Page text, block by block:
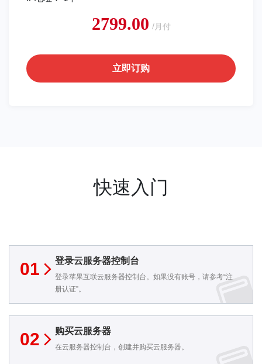
2799.00 /月付
立即订购
快速入门
登录云服务器控制台
登录苹果互联云服务器控制台。如果没有账号，请参考“注
册认证”。
01
购买云服务器
在云服务器控制台，创建并购买云服务器。
02